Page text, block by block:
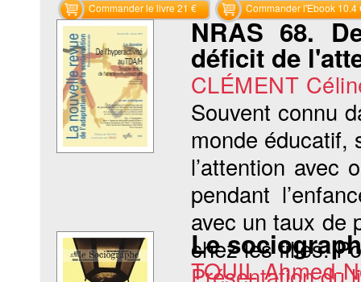
Commander le livre 21 € Commander l'Ebook 10.4
NRAS 68.
déficit de
CLÉMENT
Souvent connu
monde éducatif,
l’attention avec
pendant
avec un taux de
chez les filles.
Le
TOUIL Ahmed-